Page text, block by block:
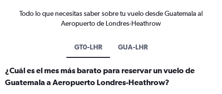
Todo lo que necesitas saber sobre tu vuelo desde Guatemala al
Aeropuerto de Londres-Heathrow
GT0-LHR GUA-LHR
¿Cuál es el mes más barato para reservar un vuelo de
Guatemala a Aeropuerto Londres-Heathrow?